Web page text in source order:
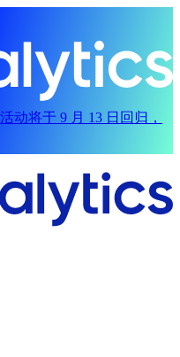
动将于 9 月 13 日回归，